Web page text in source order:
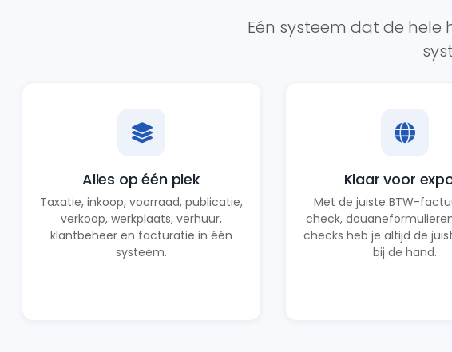
Eén systeem dat de hele
Alles op één plek
Taxatie, inkoop, voorraad, publicatie,
verkoop, werkplaats, verhuur,
klantbeheer en facturatie in één
systeem.
Klaar voor
Met de juiste BTW-
check,
checks heb je altijd de
bij de hand.